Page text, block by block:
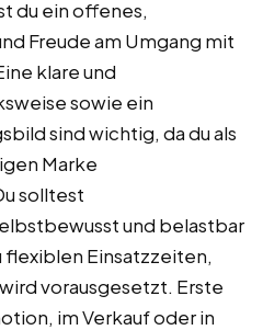
du ein offenes,
Freude am Umgang mit
klare und
sowie ein
sind wichtig, da du als
Marke
solltest
und belastbar
Einsatzzeiten,
vorausgesetzt. Erste
im Verkauf oder in